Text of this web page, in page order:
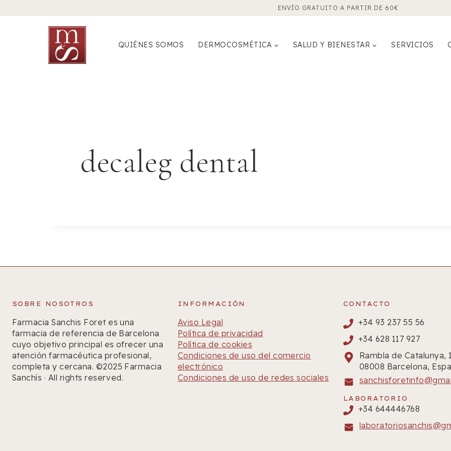
ENVÍO GRATUITO A PARTIR DE 60€
QUIÉNES SOMOS DERMOCOSMÉTICA SALUD Y BIENESTAR SERVICIOS
decaleg dental
SOBRE NOSOTROS
Farmacia Sanchis Foret es una
farmacia de referencia de Barcelona
cuyo objetivo principal es ofrecer una
atención farmacéutica profesional,
completa y cercana. ©2025 Farmacia
Sanchís · All rights reserved.
INFORMACIÓN
Aviso Legal
Política de privacidad
Política de cookies
Condiciones de uso del comercio
electrónico
Condiciones de uso de redes sociales
CONTACTO
+34 93 237 55 56
+34 628 117 927
Rambla de Catalunya,
08008 Barcelona,
LABORATORIO
+34 644446768